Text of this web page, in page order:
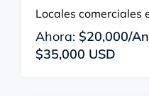
Ahora: $20,000/
$35,000 USD